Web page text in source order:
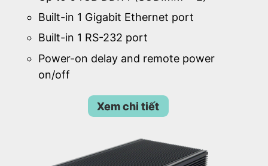
Built-in 1 Gigabit Ethernet port
Built-in 1 RS-232 port
Power-on delay and remote power
on/off
Xem chi tiết